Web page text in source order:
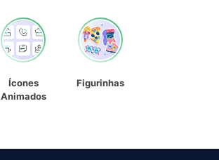
Ícones
Animados
Figurinhas